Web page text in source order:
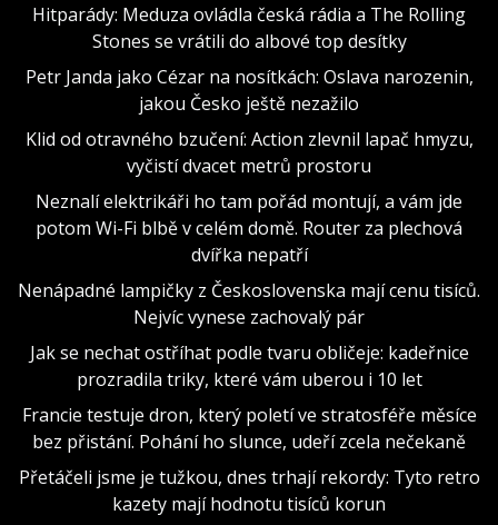
Hitparády: Meduza ovládla česká rádia a The Rolling
Stones se vrátili do albové top desítky
Petr Janda jako Cézar na nosítkách: Oslava narozenin,
jakou Česko ještě nezažilo
Klid od otravného bzučení: Action zlevnil lapač hmyzu,
vyčistí dvacet metrů prostoru
Neznalí elektrikáři ho tam pořád montují, a vám jde
potom Wi-Fi blbě v celém domě. Router za plechová
dvířka nepatří
Nenápadné lampičky z Československa mají cenu tisíců.
Nejvíc vynese zachovalý pár
Jak se nechat ostříhat podle tvaru obličeje: kadeřnice
prozradila triky, které vám uberou i 10 let
Francie testuje dron, který poletí ve stratosféře měsíce
bez přistání. Pohání ho slunce, udeří zcela nečekaně
Přetáčeli jsme je tužkou, dnes trhají rekordy: Tyto retro
kazety mají hodnotu tisíců korun